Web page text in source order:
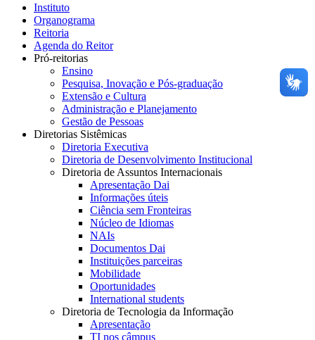
Instituto
Organograma
Reitoria
Agenda do Reitor
Pró-reitorias
Ensino
Pesquisa, Inovação e Pós-graduação
Extensão e Cultura
Administração e Planejamento
Gestão de Pessoas
Diretorias Sistêmicas
Diretoria Executiva
Diretoria de Desenvolvimento Institucional
Diretoria de Assuntos Internacionais
Apresentação Dai
Informações úteis
Ciência sem Fronteiras
Núcleo de Idiomas
NAIs
Documentos Dai
Instituições parceiras
Mobilidade
Oportunidades
International students
Diretoria de Tecnologia da Informação
Apresentação
TI nos câmpus